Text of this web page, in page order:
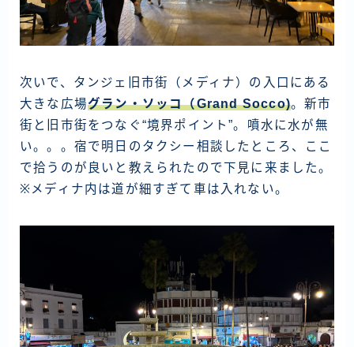
次いで、タンジェ旧市街（メディナ）の入口にある
大きな広場グラン・ソッコ（Grand Socco)。新市
街と旧市街をつなぐ“境界ポイント”。噴水に水が無
い。。。宿で明日のタクシー相談したところ、ここ
で拾うのが良いと教えられたので下見に来ました。
※メディナ内は道が細すぎて車は入れない。